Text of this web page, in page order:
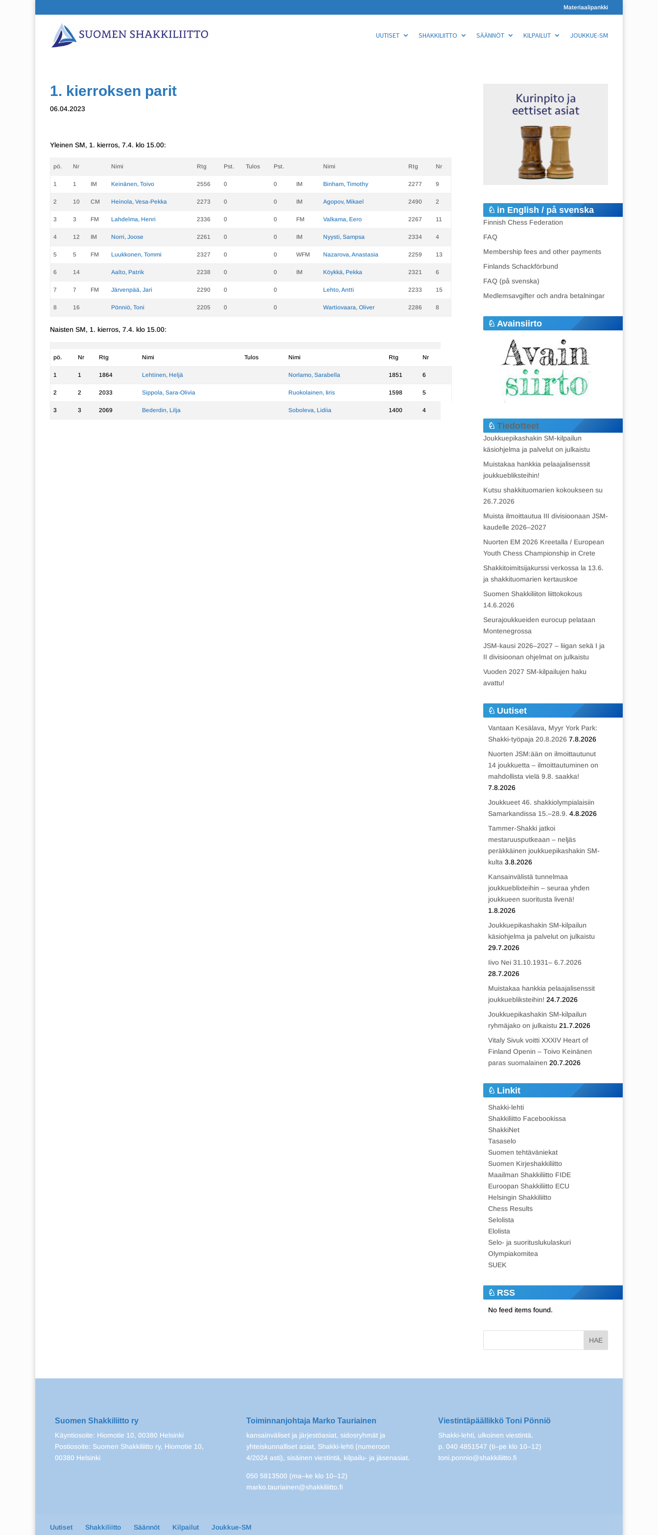
Materiaalipankki
UUTISET SHAKKILIITTO SÄÄNNÖT KILPAILUT JOUKKUE-SM
1. kierroksen parit
06.04.2023
Yleinen SM, 1. kierros, 7.4. klo 15.00:
pö. Nr Nimi Rtg Pst. Tulos Pst. Nimi Rtg Nr
1 1 IM Keinänen, Toivo 2556 0 0 IM Binham, Timothy 2277 9
2 10 CM Heinola, Vesa-Pekka 2273 0 0 IM Agopov, Mikael 2490 2
3 3 FM Lahdelma, Henri 2336 0 0 FM Valkama, Eero 2267 11
4 12 IM Norri, Joose 2261 0 0 IM Nyysti, Sampsa 2334 4
5 5 FM Luukkonen, Tommi 2327 0 0 WFM Nazarova, Anastasia 2259 13
6 14 Aalto, Patrik 2238 0 0 IM Köykkä, Pekka 2321 6
7 7 FM Järvenpää, Jari 2290 0 0 Lehto, Antti 2233 15
8 16 Pönniö, Toni 2205 0 0 Wartiovaara, Oliver 2286 8
Naisten SM, 1. kierros, 7.4. klo 15.00:
pö. Nr Rtg Nimi Tulos Nimi Rtg Nr
1 1 1864 Lehtinen, Heljä Norlamo, Sarabella 1851 6
2 2 2033 Sippola, Sara-Olivia Ruokolainen, Iiris 1598 5
3 3 2069 Bederdin, Lilja Soboleva, Lidiia 1400 4
in English / på svenska
Finnish Chess Federation
FAQ
Membership fees and other payments
Finlands Schackförbund
FAQ (på svenska)
Medlemsavgifter och andra betalningar
Avainsiirto
Tiedotteet
Joukkuepikashakin SM-kilpailun
käsiohjelma ja palvelut on julkaistu
Muistakaa hankkia pelaajalisenssit
joukkuebliksteihin!
Kutsu shakkituomarien kokoukseen su
26.7.2026
Muista ilmoittautua III divisioonaan JSM-
kaudelle 2026–2027
Nuorten EM 2026 Kreetalla / European
Youth Chess Championship in Crete
Shakkitoimitsijakurssi verkossa la 13.6.
ja shakkituomarien kertauskoe
Suomen Shakkiliiton liittokokous
14.6.2026
Seurajoukkueiden eurocup pelataan
Montenegrossa
JSM-kausi 2026–2027 – liigan sekä I ja
II divisioonan ohjelmat on julkaistu
Vuoden 2027 SM-kilpailujen haku
avattu!
Uutiset
Vantaan Kesälava, Myyr York Park:
Shakki-työpaja 20.8.2026 7.8.2026
Nuorten JSM:ään on ilmoittautunut
14 joukkuetta – ilmoittautuminen on
mahdollista vielä 9.8. saakka!
7.8.2026
Joukkueet 46. shakkiolympialaisiin
Samarkandissa 15.–28.9. 4.8.2026
Tammer-Shakki jatkoi
mestaruusputkeaan – neljäs
peräkkäinen joukkuepikashakin SM-
kulta 3.8.2026
Kansainvälistä tunnelmaa
joukkueblixteihin – seuraa yhden
joukkueen suoritusta livenä!
1.8.2026
Joukkuepikashakin SM-kilpailun
käsiohjelma ja palvelut on julkaistu
29.7.2026
Iivo Nei 31.10.1931– 6.7.2026
28.7.2026
Muistakaa hankkia pelaajalisenssit
joukkuebliksteihin! 24.7.2026
Joukkuepikashakin SM-kilpailun
ryhmäjako on julkaistu 21.7.2026
Vitaly Sivuk voitti XXXIV Heart of
Finland Openin – Toivo Keinänen
paras suomalainen 20.7.2026
Linkit
Shakki-lehti
Shakkiliitto Facebookissa
ShakkiNet
Tasaselo
Suomen tehtäväniekat
Suomen Kirjeshakkiliitto
Maailman Shakkiliitto FIDE
Euroopan Shakkiliitto ECU
Helsingin Shakkiliitto
Chess Results
Selolista
Elolista
Selo- ja suorituslukulaskuri
Olympiakomitea
SUEK
RSS
No feed items found.
Suomen Shakkiliitto ry
Käyntiosoite: Hiomotie 10, 00380 Helsinki
Postiosoite: Suomen Shakkiliitto ry, Hiomotie 10,
00380 Helsinki
Toiminnanjohtaja Marko Tauriainen
kansainväliset ja järjestöasiat, sidosryhmät ja
yhteiskunnalliset asiat, Shakki-lehti (numeroon
4/2024 asti), sisäinen viestintä, kilpailu- ja jäsenasiat.
050 5813500 (ma–ke klo 10–12)
marko.tauriainen@shakkiliitto.fi
Viestintäpäällikkö Toni Pönniö
Shakki-lehti, ulkoinen viestintä.
p. 040 4851547 (ti–pe klo 10–12)
toni.ponnio@shakkiliitto.fi
Uutiset Shakkiliitto Säännöt Kilpailut Joukkue-SM